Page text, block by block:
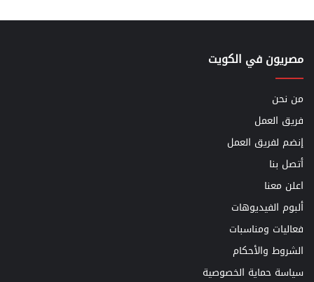
مصريون في الكويت
من نحن
فريق العمل
إنضم لفريق العمل
أتصل بنا
اعلن معنا
ألبوم الفيديوهات
فعاليات ومناسبات
الشروط والأحكام
سياسة حماية الخصوصية